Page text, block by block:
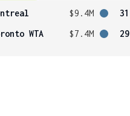
$9.4M
31
WTA
$7.4M 29